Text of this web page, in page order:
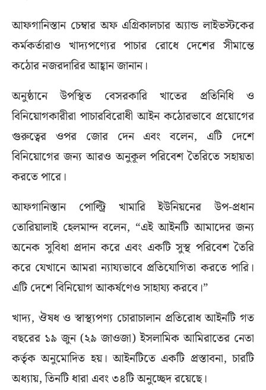
আফগানিস্তান চেম্বার অফ এগ্রিকালচার অ্যান্ড লাইভস্টকের
কর্মকর্তারাও খাদ্যপণ্যের পাচার রোধে দেশের সীমান্তে
কঠোর নজরদারির আহ্বান জানান।
অনুষ্ঠানে উপস্থিত বেসরকারি খাতের প্রতিনিধি ও
বিনিয়োগকারীরা পাচারবিরোধী আইন কঠোরভাবে প্রয়োগের
গুরুত্বের ওপর জোর দেন এবং বলেন, এটি দেশে
বিনিয়োগের জন্য আরও অনুকূল পরিবেশ তৈরিতে সহায়তা
করতে পারে।
আফগানিস্তান পোল্ট্রি খামারি ইউনিয়নের উপ-প্রধান
তোরিয়ালাই হেলমান্দ বলেন, “এই আইনটি আমাদের জন্য
অনেক সুবিধা প্রদান করে এবং একটি সুস্থ পরিবেশ তৈরি
করে যেখানে আমরা ন্যায্যভাবে প্রতিযোগিতা করতে পারি।
এটি দেশে বিনিয়োগ আকর্ষণেও সাহায্য করবে।”
খাদ্য, ঔষধ ও স্বাস্থ্যপণ্য চোরাচালান প্রতিরোধ আইনটি গত
বছরের ১৯ জুন (২৯ জাওজা) ইসলামিক আমিরাতের নেতা
কর্তৃক অনুমোদিত হয়। আইনটিতে একটি প্রস্তাবনা, চারটি
অধ্যায়, তিনটি ধারা এবং ৩৪টি অনুচ্ছেদ রয়েছে।